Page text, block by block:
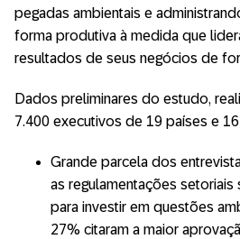
pegadas ambientais e
forma produtiva à medida que
resultados de seus negócios de
Dados preliminares do estudo,
7.400 executivos de 19 países e
Grande parcela dos
as regulamentações setoriais
para investir em questões
27% citaram a maior